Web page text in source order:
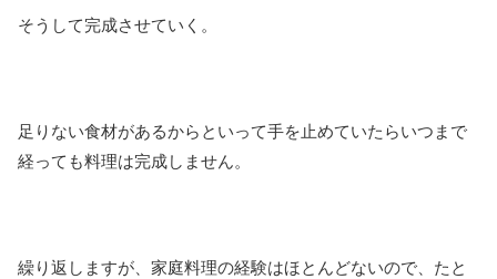
そうして完成させていく。
足りない食材があるからといって手を止めていたらいつまで
経っても料理は完成しません。
繰り返しますが、家庭料理の経験はほとんどないので、たと